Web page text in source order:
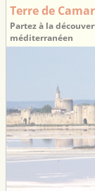
Terre de
Partez à la
méditerranéen